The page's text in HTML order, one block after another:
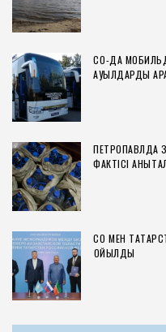
СҚО-ДА
АУЫЛДАРДЫ
ПЕТРОПАВЛДА
ФАКТІСІ
СҚО МЕН
ҚОЙЫЛДЫ